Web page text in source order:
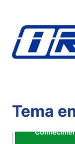
content
Tema